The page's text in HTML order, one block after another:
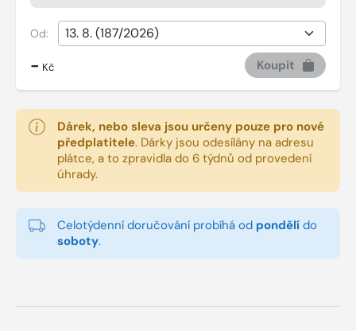
Od:
- Kč Koupit
Dárek, nebo sleva jsou určeny pouze pro nové
předplatitele. Dárky jsou odesílány na adresu
plátce, a to zpravidla do 6 týdnů od provedení
úhrady.
Celotýdenní doručování probíhá od pondělí do
soboty.